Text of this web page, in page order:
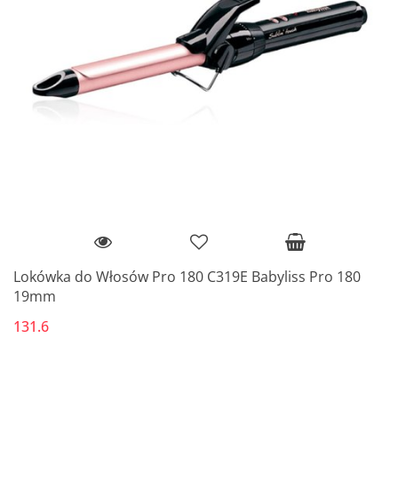
Lokówka do Włosów Pro 180 C319E Babyliss Pro 180
19mm
131.6